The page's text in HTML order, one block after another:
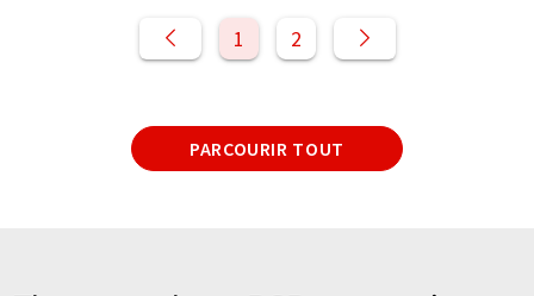
1 2
PARCOURIR TOUT